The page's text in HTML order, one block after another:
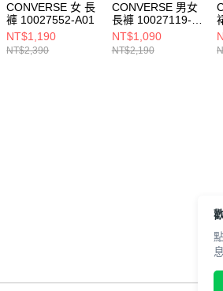
CONVERSE 女 長
褲 10027552-A01
NT$1,190
NT$2,390
CONVERSE 男女
長褲 10027119-
A02
NT$1,090
NT$2,190